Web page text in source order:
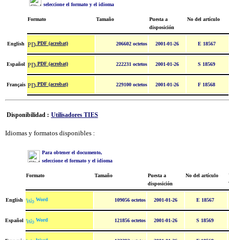
seleccione el formato y el idioma
Formato Tamaño
Puesta a
disposición
No del artículo
English PDF (acrobat) 206602 octetos 2001-01-26 E 18567
Español PDF (acrobat) 222231 octetos 2001-01-26 S 18569
Français PDF (acrobat) 229100 octetos 2001-01-26 F 18568
Disponibilidad : Utilisadores TIES
Idiomas y formatos disponibles :
Para obtener el documento,
seleccione el formato y el idioma
Formato Tamaño
Puesta a
disposición
No del artículo
English Word 109056 octetos 2001-01-26 E 18567
Español Word 121856 octetos 2001-01-26 S 18569